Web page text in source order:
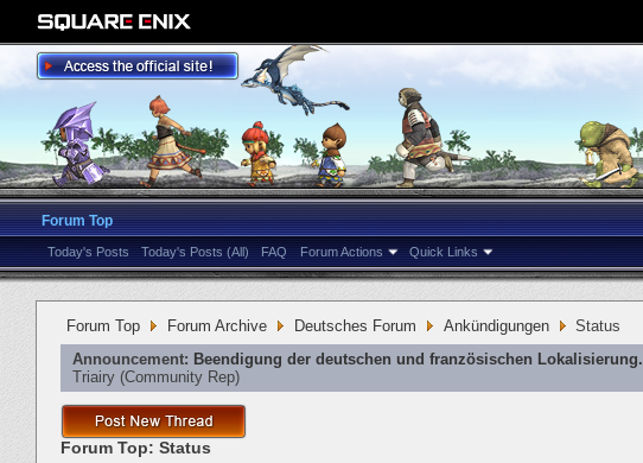
Forum Top
Today's Posts Today's Posts (All) FAQ Forum Actions Quick Links
Forum Top Forum Archive Deutsches Forum Ankündigungen
Status
Announcement: Beendigung der deutschen und französischen Lokalisierung.
Triairy ‎(Community Rep)
Forum Top: Status